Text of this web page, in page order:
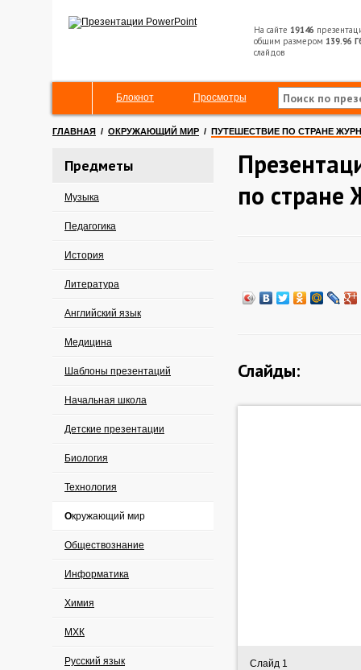
На сайте 19146
общим размером 139.96
слайдов
Блокнот Просмотры
ГЛАВНАЯ / ОКРУЖАЮЩИЙ МИР / ПУТЕШЕСТВИЕ ПО СТРАНЕ
Предметы
Музыка
Педагогика
История
Литература
Английский язык
Медицина
Шаблоны презентаций
Начальная школа
Детские презентации
Биология
Технология
Окружающий мир
Обществознание
Информатика
Химия
МХК
Русский язык
по стране
Слайды:
Слайд 1